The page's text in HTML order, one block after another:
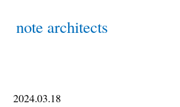
note architects
2024.03.18